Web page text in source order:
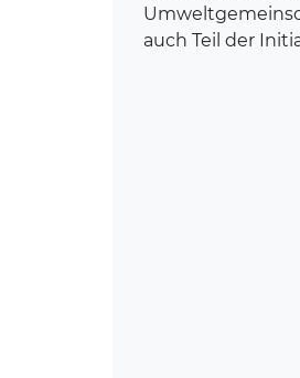
auch Teil der